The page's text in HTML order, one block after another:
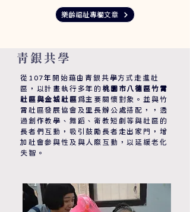
樂齡福祉專欄文章
從107年開始藉由青銀共學方式走進社
區，以計畫執行多年的 桃園市八德區竹霄
社區與金城社區 爲主要關懷對象。並與竹
霄社區發展協會及里長辦公處搭配，，透
過創作教學、舞蹈、衛教短劇等與社區的
長者們互動，吸引鼓勵長者走出家門，增
加社會參與性及與人際互動，以延緩老化
失智。
青銀共學